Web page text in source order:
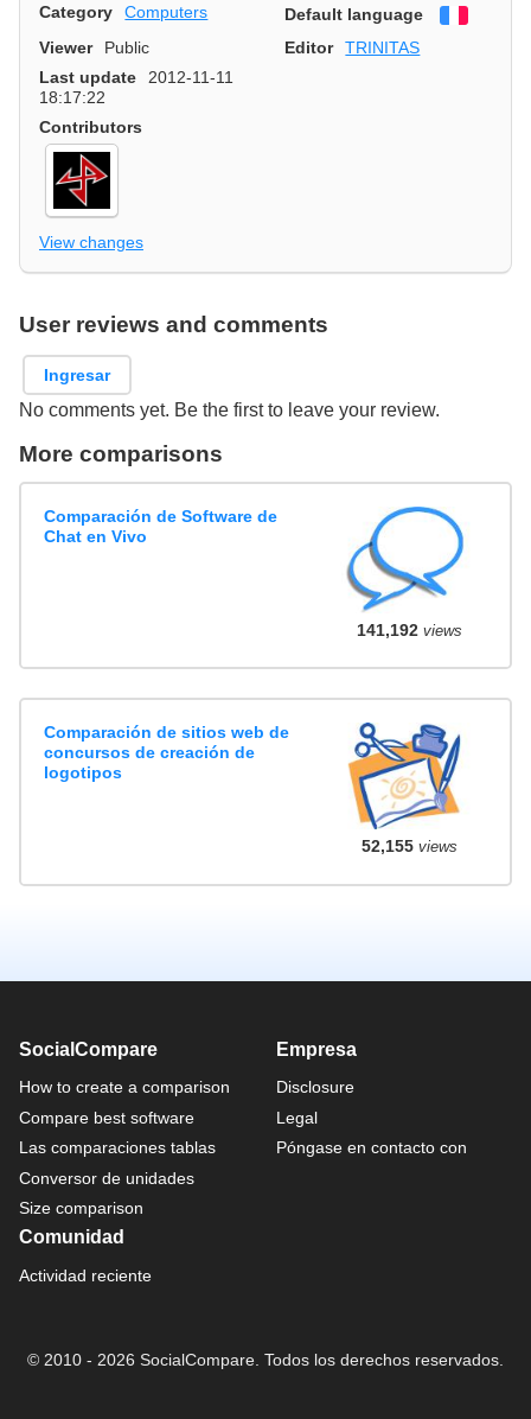
Category Computers Default language
Viewer
Public Editor
TRINITAS
Last update
2012-11-11
18:17:22
Contributors
View changes
User reviews and comments
Ingresar
No comments yet. Be the first to leave your review.
More comparisons
Comparación de Software de
Chat en Vivo
141,192views
Comparación de sitios web de
concursos de creación de
logotipos
52,155views
SocialCompare
How to create a comparison
Compare best software
Las comparaciones tablas
Conversor de unidades
Size comparison
Empresa
Disclosure
Legal
Póngase en contacto con
Comunidad
Actividad reciente
© 2010 - 2026 SocialCompare. Todos los derechos reservados.